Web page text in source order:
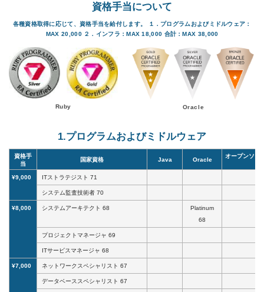
資格手当について
各種資格取得に応じて、資格手当を給付します。 １．プログラムおよびミドルウェア：
MAX 20,000 ２．インフラ：MAX 18,000 合計：MAX 38,000
Ruby Oracle
1.プログラムおよびミドルウェア
資格手
当
国家資格 Java Oracle
オープンソー
¥9,000 ITストラテジスト 71
システム監査技術者 70
¥8,000 システムアーキテクト 68
Platinum
68
プロジェクトマネージャ 69
ITサービスマネージャ 68
¥7,000 ネットワークスペシャリスト 67
データベーススペシャリスト 67